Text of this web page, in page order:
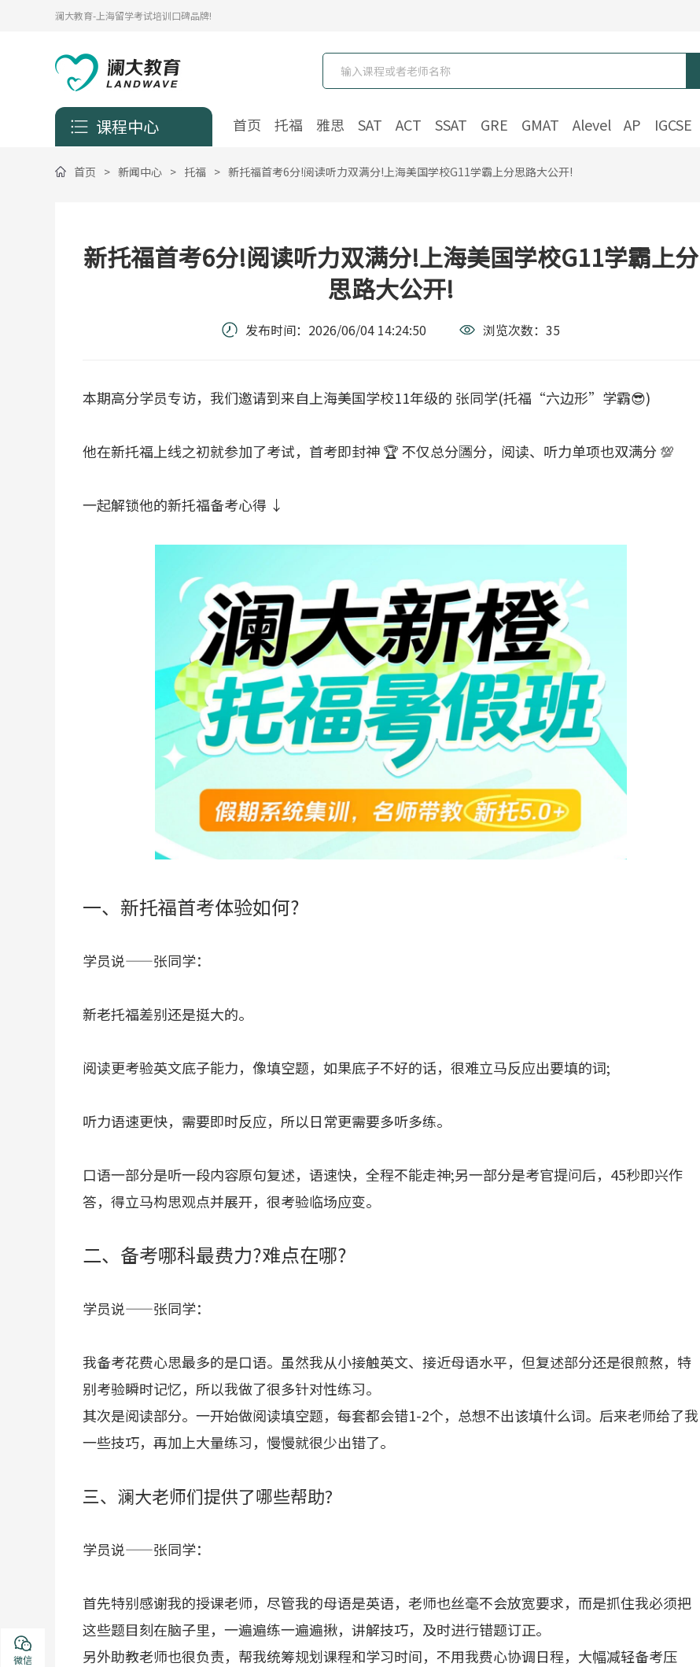
澜大教育-上海留学考试培训口碑品牌!
课程中心 首页 托福 雅思 SAT ACT SSAT GRE GMAT Alevel AP IGCSE
首页 > 新闻中心 > 托福 > 新托福首考6分!阅读听力双满分!上海美国学校G11学霸上分思路大公开!
新托福首考6分!阅读听力双满分!上海美国学校G11学霸上分
思路大公开!
发布时间： 2026/06/04 14:24:50 浏览次数：35
本期高分学员专访，我们邀请到来自上海美国学校11年级的 张同学(托福“六边形”学霸😎)
他在新托福上线之初就参加了考试，首考即封神 🏆 不仅总分🈵分，阅读、听力单项也双满分 💯
一起解锁他的新托福备考心得 ↓
一、新托福首考体验如何?
学员说——张同学：
新老托福差别还是挺大的。
阅读更考验英文底子能力，像填空题，如果底子不好的话，很难立马反应出要填的词;
听力语速更快，需要即时反应，所以日常更需要多听多练。
口语一部分是听一段内容原句复述，语速快，全程不能走神;另一部分是考官提问后，45秒即兴作
答，得立马构思观点并展开，很考验临场应变。
二、备考哪科最费力?难点在哪?
学员说——张同学：
我备考花费心思最多的是口语。虽然我从小接触英文、接近母语水平，但复述部分还是很煎熬，特
别考验瞬时记忆，所以我做了很多针对性练习。
其次是阅读部分。一开始做阅读填空题，每套都会错1-2个，总想不出该填什么词。后来老师给了我
一些技巧，再加上大量练习，慢慢就很少出错了。
三、澜大老师们提供了哪些帮助?
学员说——张同学：
首先特别感谢我的授课老师，尽管我的母语是英语，老师也丝毫不会放宽要求，而是抓住我必须把
这些题目刻在脑子里，一遍遍练一遍遍揪，讲解技巧，及时进行错题订正。
另外助教老师也很负责，帮我统筹规划课程和学习时间，不用我费心协调日程，大幅减轻备考压
微信